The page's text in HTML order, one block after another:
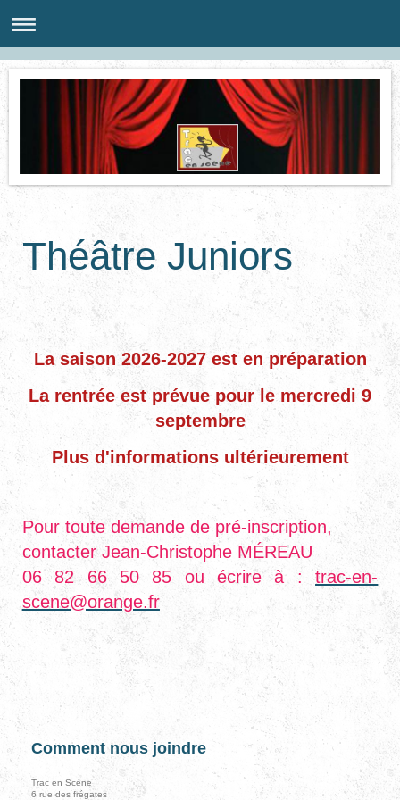
Théâtre Juniors
La saison 2026-2027 est en préparation
La rentrée est prévue pour le mercredi 9
septembre
Plus d'informations ultérieurement
Pour toute demande de pré-inscription,
contacter Jean-Christophe MÉREAU
06 82 66 50 85 ou écrire à :
trac-en-
scene@orange.fr
Comment nous joindre
Trac en Scène
6 rue des frégates